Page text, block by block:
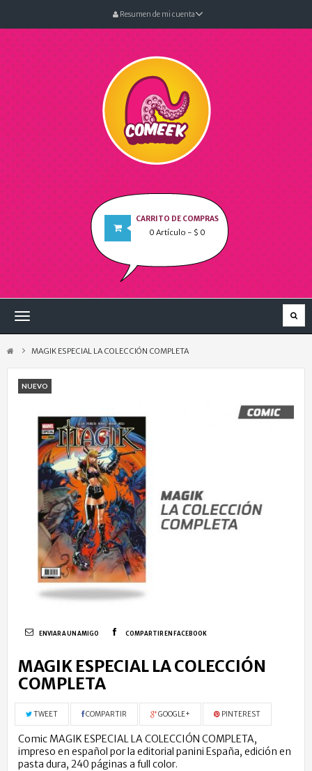
Resumen de mi cuenta
CARRITO DE COMPRAS
0 Artículo - $ 0
Navegación
MAGIK ESPECIAL LA COLECCIÓN COMPLETA
NUEVO
ENVIAR A UN AMIGO COMPARTIR EN FACEBOOK
MAGIK ESPECIAL LA COLECCIÓN
COMPLETA
TWEET COMPARTIR GOOGLE+ PINTEREST
Comic MAGIK ESPECIAL LA COLECCIÓN COMPLETA,
impreso en español por la editorial panini España, edición en
pasta dura, 240 páginas a full color.